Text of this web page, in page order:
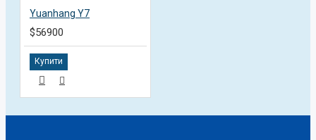
Yuanhang Y7
$56900
Купити